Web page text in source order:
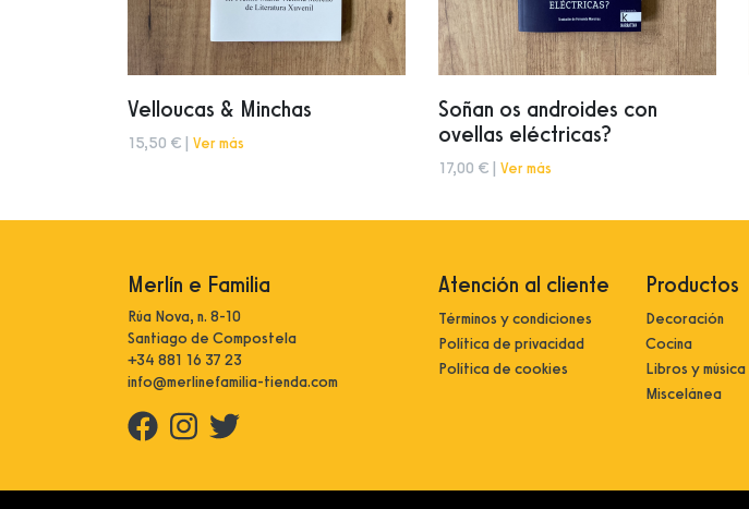
Velloucas & Minchas
15,50 € | Ver más
Soñan os androides con
ovellas eléctricas?
17,00 € | Ver más
Merlín e Familia
Rúa Nova, n. 8-10
Santiago de Compostela
+34 881 16 37 23
info@merlinefamilia-tienda.com
Atención al cliente
Términos y condiciones
Política de privacidad
Política de cookies
Productos
Decoración
Cocina
Libros y música
Miscelánea